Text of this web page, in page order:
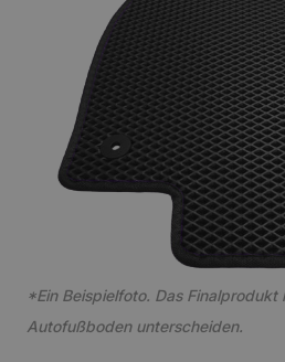
*Ein Beispielfoto. Das
Autofußboden unterscheiden.